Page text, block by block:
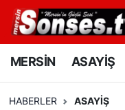
MERSİN ASAYİŞ
HABERLER ASAYİŞ
MERSİN
Mersin